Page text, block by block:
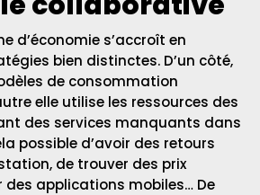
d’économie s’accroît en
bien distinctes. D’un côté,
de consommation
elle utilise les ressources des
des services manquants dans
possible d’avoir des retours
de trouver des prix
applications mobiles… De